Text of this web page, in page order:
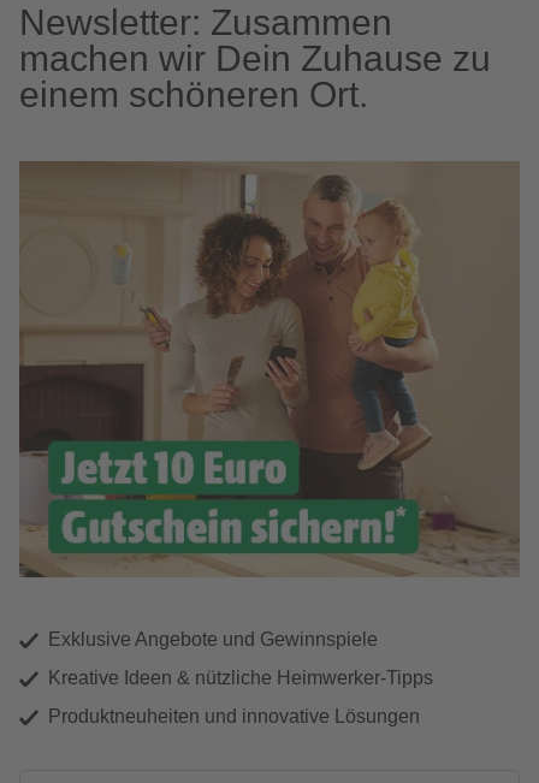
Newsletter: Zusammen
machen wir Dein Zuhause zu
einem schöneren Ort.
Exklusive Angebote und Gewinnspiele
Kreative Ideen & nützliche Heimwerker-Tipps
Produktneuheiten und innovative Lösungen